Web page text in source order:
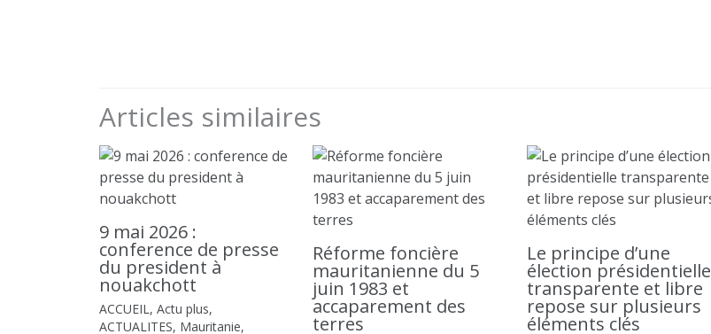
Articles similaires
9 mai 2026 :
conference de presse
du president à
nouakchott
ACCUEIL, Actu plus,
ACTUALITES, Mauritanie,
Réforme foncière
mauritanienne du 5
juin 1983 et
accaparement des
terres
Le principe d’une
élection présidentielle
transparente et libre
repose sur plusieurs
éléments clés